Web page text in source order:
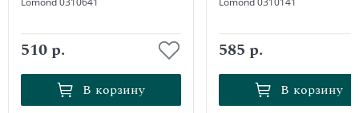
510 р.
В корзину
В корзину
585 р.
В корзину
В корзину